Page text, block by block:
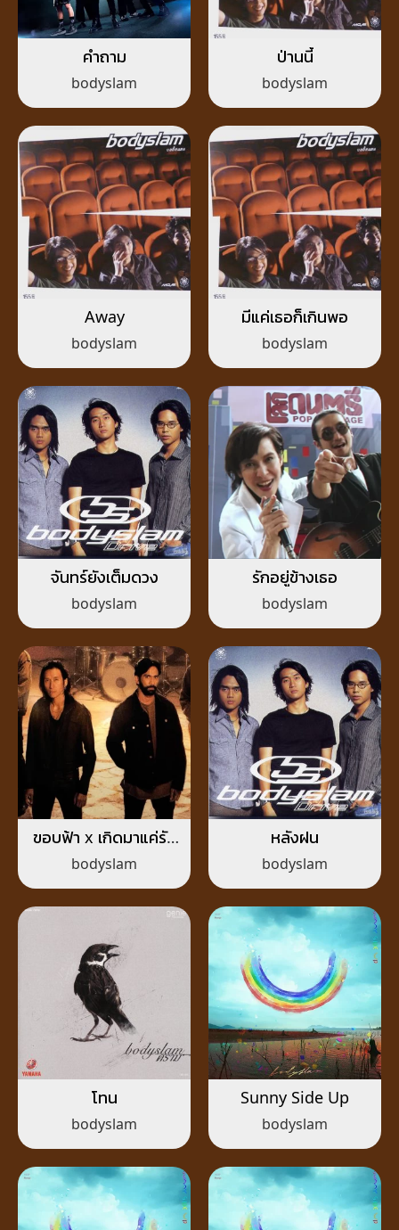
คำถาม
bodyslam
ป่านนี้
bodyslam
Away
bodyslam
มีแค่เธอก็เกินพอ
bodyslam
จันทร์ยังเต็มดวง
bodyslam
รักอยู่ข้างเธอ
bodyslam
ขอบฟ้า x เกิดมาแค่รัก
กัน
bodyslam
หลังฝน
bodyslam
โทน
bodyslam
Sunny Side Up
bodyslam